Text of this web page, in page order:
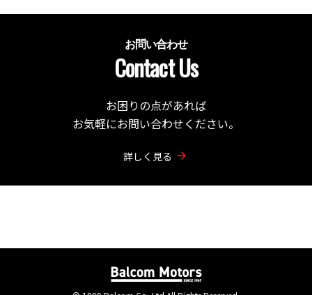
お問い合わせ
Contact Us
お困りの点があれば
お気軽にお問い合わせください。
詳しく見る